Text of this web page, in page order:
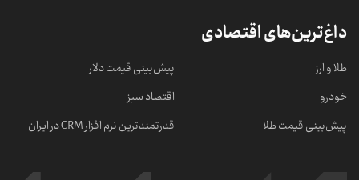
داغ‌ترین‌های اقتصادی
طلا و ارز
خودرو
پیش‌بینی قیمت طلا
پیش‌بینی قیمت دلار
اقتصاد سبز
قدرتمندترین نرم‌ افزار CRM در ایران